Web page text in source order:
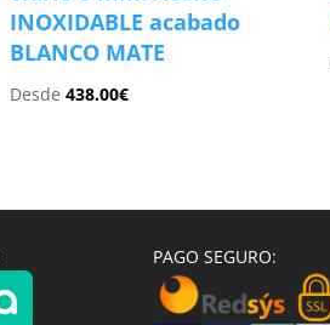
INOXIDABLE acabado
BLANCO MATE
Desde438.00€
PAGO SEGURO: